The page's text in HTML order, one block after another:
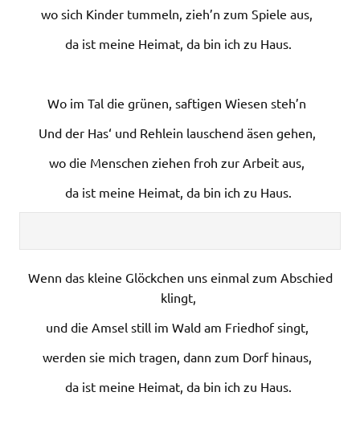
wo sich Kinder tummeln, zieh’n zum Spiele aus,
da ist meine Heimat, da bin ich zu Haus.
Wo im Tal die grünen, saftigen Wiesen steh’n
Und der Has‘ und Rehlein lauschend äsen gehen,
wo die Menschen ziehen froh zur Arbeit aus,
da ist meine Heimat, da bin ich zu Haus.
Wenn das kleine Glöckchen uns einmal zum Abschied
klingt,
und die Amsel still im Wald am Friedhof singt,
werden sie mich tragen, dann zum Dorf hinaus,
da ist meine Heimat, da bin ich zu Haus.